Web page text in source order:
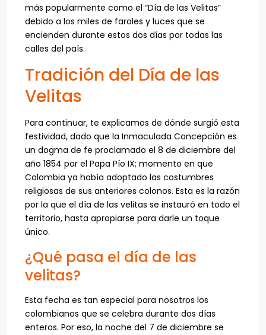
más popularmente como el “Día de las Velitas”
debido a los miles de faroles y luces que se
encienden durante estos dos días por todas las
calles del país.
Tradición del Día de las
Velitas
Para continuar, te explicamos de dónde surgió esta
festividad, dado que la Inmaculada Concepción es
un dogma de fe proclamado el 8 de diciembre del
año 1854 por el Papa Pío IX; momento en que
Colombia ya había adoptado las costumbres
religiosas de sus anteriores colonos. Esta es la razón
por la que el día de las velitas se instauró en todo el
territorio, hasta apropiarse para darle un toque
único.
¿Qué pasa el día de las
velitas?
Esta fecha es tan especial para nosotros los
colombianos que se celebra durante dos días
enteros. Por eso, la noche del 7 de diciembre se